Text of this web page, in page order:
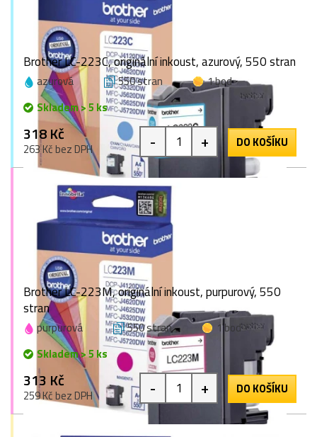
Brother LC-223C, originální inkoust, azurový, 550 stran
azurová 550 stran
1 bod
Skladem > 5 ks
318 Kč
263 Kč bez DPH - + DO KOŠÍKU
Brother LC-223M, originální inkoust, purpurový, 550
stran
purpurová 550 stran
1 bod
Skladem > 5 ks
313 Kč
259 Kč bez DPH - + DO KOŠÍKU